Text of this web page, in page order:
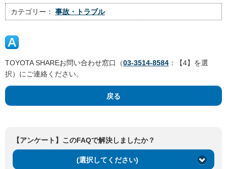
カテゴリー： 事故・トラブル
TOYOTA SHAREお問い合わせ窓口（03-3514-8584 ：【4】を選
択）にご連絡ください。
戻る
【アンケート】このFAQで解決しましたか？
(選択してください)